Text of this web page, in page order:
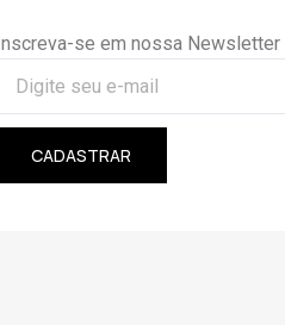
Inscreva-se em nossa Newsletter
CADASTRAR